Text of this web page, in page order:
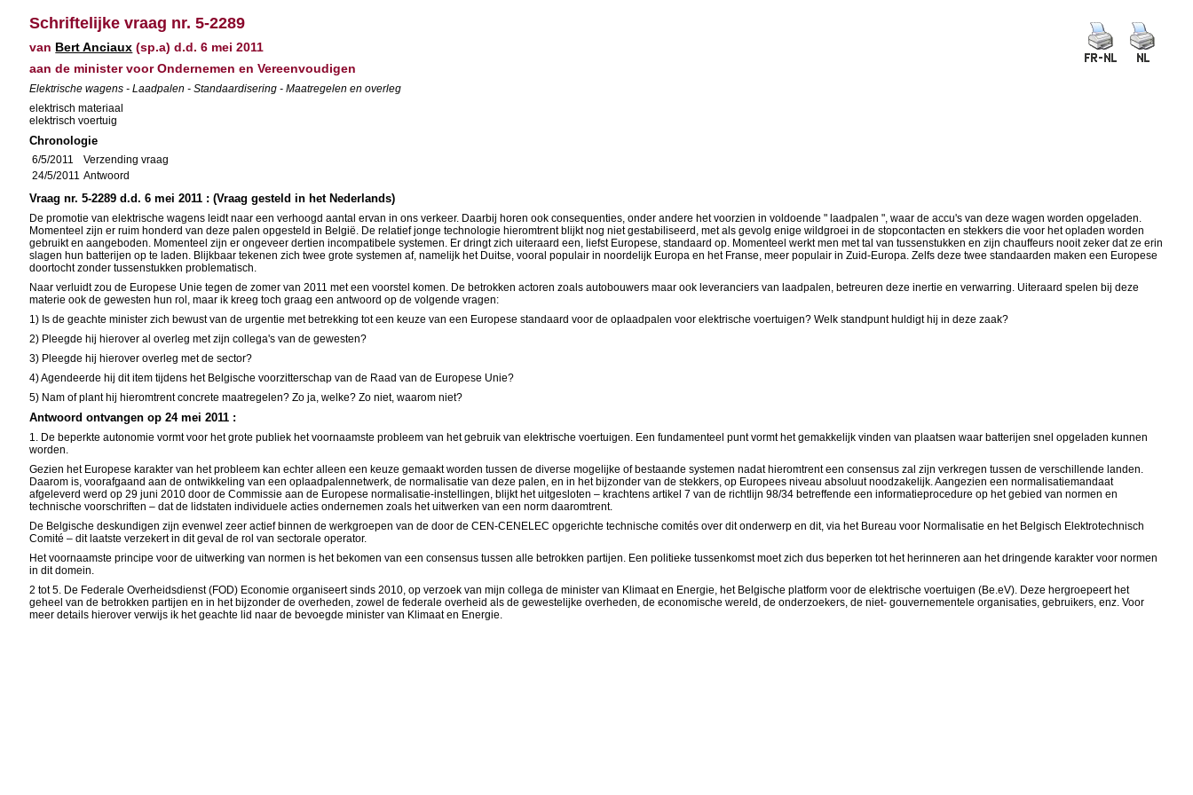
Schriftelijke vraag nr. 5-2289
van Bert Anciaux (sp.a) d.d. 6 mei 2011
aan de minister voor Ondernemen en Vereenvoudigen
Elektrische wagens - Laadpalen - Standaardisering - Maatregelen en overleg
elektrisch materiaal
elektrisch voertuig
Chronologie
6/5/2011
Verzending vraag
24/5/2011 Antwoord
Vraag nr. 5-2289 d.d. 6 mei 2011 : (Vraag gesteld in het Nederlands)
De promotie van elektrische wagens leidt naar een verhoogd aantal ervan in ons verkeer. Daarbij horen ook consequenties, onder andere het voorzien in voldoende " laadpalen ", waar de accu's van deze wagen worden opgeladen.
Momenteel zijn er ruim honderd van deze palen opgesteld in België. De relatief jonge technologie hieromtrent blijkt nog niet gestabiliseerd, met als gevolg enige wildgroei in de stopcontacten en stekkers die voor het opladen worden
gebruikt en aangeboden. Momenteel zijn er ongeveer dertien incompatibele systemen. Er dringt zich uiteraard een, liefst Europese, standaard op. Momenteel werkt men met tal van tussenstukken en zijn chauffeurs nooit zeker dat ze erin
slagen hun batterijen op te laden. Blijkbaar tekenen zich twee grote systemen af, namelijk het Duitse, vooral populair in noordelijk Europa en het Franse, meer populair in Zuid-Europa. Zelfs deze twee standaarden maken een Europese
doortocht zonder tussenstukken problematisch.
Naar verluidt zou de Europese Unie tegen de zomer van 2011 met een voorstel komen. De betrokken actoren zoals autobouwers maar ook leveranciers van laadpalen, betreuren deze inertie en verwarring. Uiteraard spelen bij deze
materie ook de gewesten hun rol, maar ik kreeg toch graag een antwoord op de volgende vragen:
1) Is de geachte minister zich bewust van de urgentie met betrekking tot een keuze van een Europese standaard voor de oplaadpalen voor elektrische voertuigen? Welk standpunt huldigt hij in deze zaak?
2) Pleegde hij hierover al overleg met zijn collega's van de gewesten?
3) Pleegde hij hierover overleg met de sector?
4) Agendeerde hij dit item tijdens het Belgische voorzitterschap van de Raad van de Europese Unie?
5) Nam of plant hij hieromtrent concrete maatregelen? Zo ja, welke? Zo niet, waarom niet?
Antwoord ontvangen op 24 mei 2011 :
1. De beperkte autonomie vormt voor het grote publiek het voornaamste probleem van het gebruik van elektrische voertuigen. Een fundamenteel punt vormt het gemakkelijk vinden van plaatsen waar batterijen snel opgeladen kunnen
worden.
Gezien het Europese karakter van het probleem kan echter alleen een keuze gemaakt worden tussen de diverse mogelijke of bestaande systemen nadat hieromtrent een consensus zal zijn verkregen tussen de verschillende landen.
Daarom is, voorafgaand aan de ontwikkeling van een oplaadpalennetwerk, de normalisatie van deze palen, en in het bijzonder van de stekkers, op Europees niveau absoluut noodzakelijk. Aangezien een normalisatiemandaat
afgeleverd werd op 29 juni 2010 door de Commissie aan de Europese normalisatie-instellingen, blijkt het uitgesloten – krachtens artikel 7 van de richtlijn 98/34 betreffende een informatieprocedure op het gebied van normen en
technische voorschriften – dat de lidstaten individuele acties ondernemen zoals het uitwerken van een norm daaromtrent.
De Belgische deskundigen zijn evenwel zeer actief binnen de werkgroepen van de door de CEN-CENELEC opgerichte technische comités over dit onderwerp en dit, via het Bureau voor Normalisatie en het Belgisch Elektrotechnisch
Comité – dit laatste verzekert in dit geval de rol van sectorale operator.
Het voornaamste principe voor de uitwerking van normen is het bekomen van een consensus tussen alle betrokken partijen. Een politieke tussenkomst moet zich dus beperken tot het herinneren aan het dringende karakter voor normen
in dit domein.
2 tot 5. De Federale Overheidsdienst (FOD) Economie organiseert sinds 2010, op verzoek van mijn collega de minister van Klimaat en Energie, het Belgische platform voor de elektrische voertuigen (Be.eV). Deze hergroepeert het
geheel van de betrokken partijen en in het bijzonder de overheden, zowel de federale overheid als de gewestelijke overheden, de economische wereld, de onderzoekers, de niet- gouvernementele organisaties, gebruikers, enz. Voor
meer details hierover verwijs ik het geachte lid naar de bevoegde minister van Klimaat en Energie.